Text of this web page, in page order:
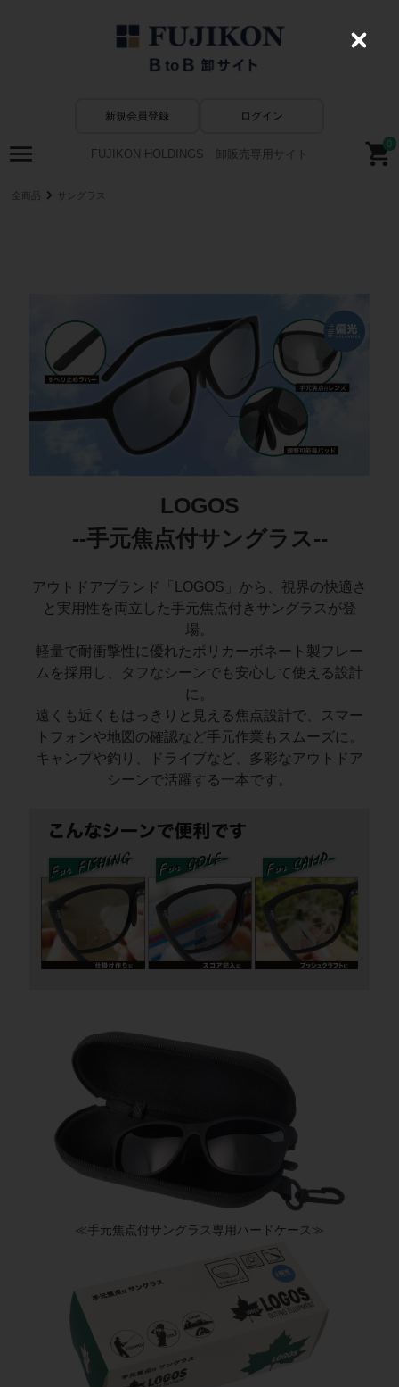
新規会員登録 ログイン
FUJIKON HOLDINGS 卸販売専用サイト
0
全商品 サングラス
LOGOS
--手元焦点付サングラス--
アウトドアブランド「LOGOS」から、視界の快適さ
と実用性を両立した手元焦点付きサングラスが登
場。
軽量で耐衝撃性に優れたポリカーボネート製フレー
ムを採用し、タフなシーンでも安心して使える設計
に。
遠くも近くもはっきりと見える焦点設計で、スマー
トフォンや地図の確認など手元作業もスムーズに。
キャンプや釣り、ドライブなど、多彩なアウトドア
≪手元焦点付サングラス専用ハードケース≫
C